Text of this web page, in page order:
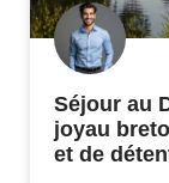
Séjour au
joyau
et de